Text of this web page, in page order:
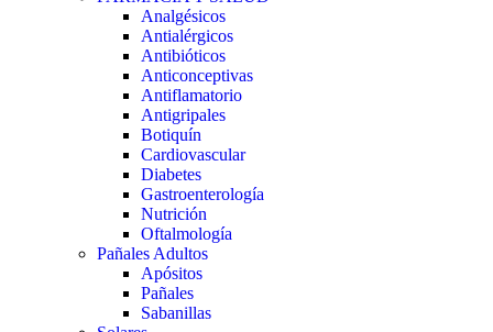
Analgésicos
Antialérgicos
Antibióticos
Anticonceptivas
Antiflamatorio
Antigripales
Botiquín
Cardiovascular
Diabetes
Gastroenterología
Nutrición
Oftalmología
Pañales Adultos
Apósitos
Pañales
Sabanillas